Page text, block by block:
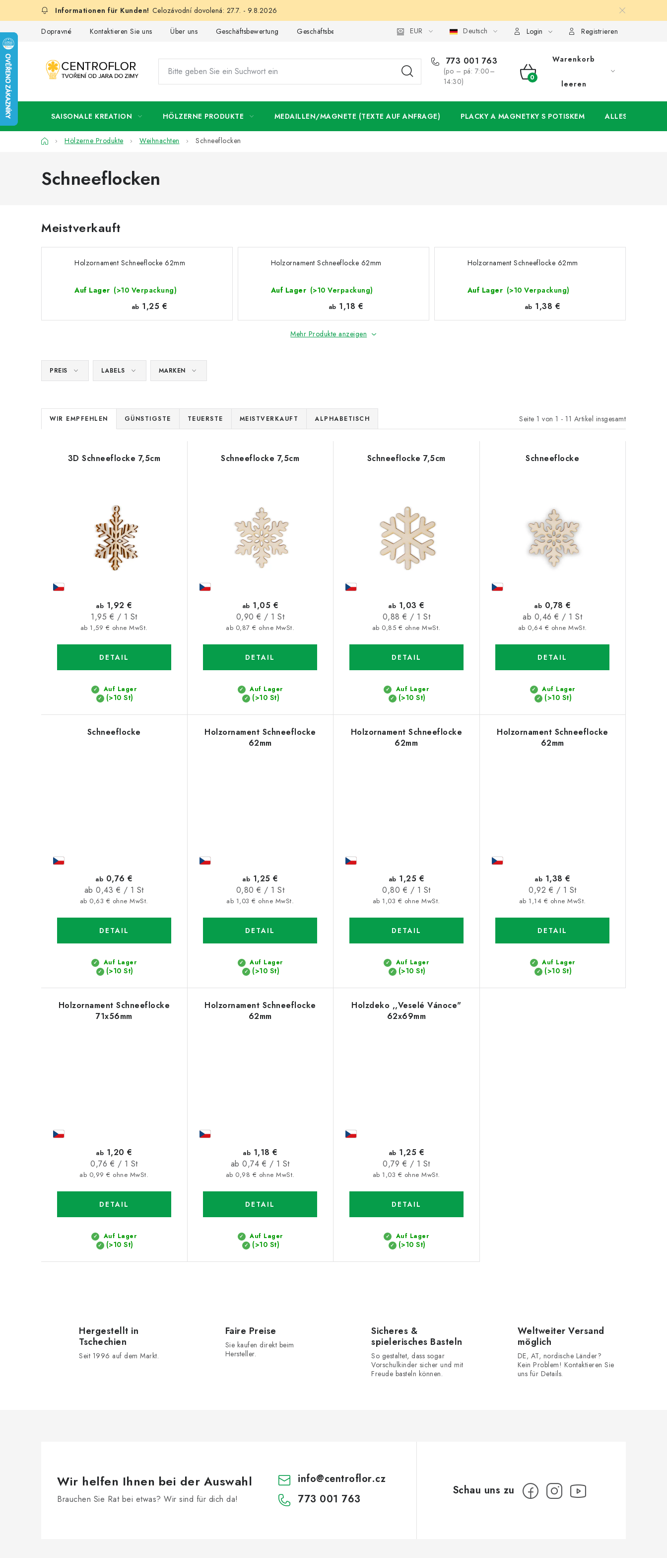
Celozávodní dovolená: 27.7. - 9.8.2026
Dopravné Kontaktieren Sie uns Über uns Geschäftsbewertung Geschäftsbedingungen Datenschutzerklärung Großhandel Meine Bestellung
EUR Deutsch Login Registrieren
773 001 763
(po – pá: 7:00–
14:30)
WARENKORB
Warenkorb
leeren
SAISONALE KREATION HÖLZERNE PRODUKTE MEDAILLEN/MAGNETE (TEXTE AUF ANFRAGE) PLACKY A MAGNETKY S POTISKEM ALLES FÜR DIE
StartseiteHölzerne Produkte Weihnachten Schneeflocken
Schneeflocken
Meistverkauft
Holzornament Schneeflocke 62mm
Auf Lager (>10 Verpackung)
ab 1,25 €
Holzornament Schneeflocke 62mm
Auf Lager (>10 Verpackung)
ab 1,18 €
Holzornament Schneeflocke 62mm
Auf Lager (>10 Verpackung)
ab 1,38 €
Mehr Produkte anzeigen
PREIS LABELS MARKEN
Seite 1 von 1 - 11 Artikel insgesamt
P
r
g
WIR EMPFEHLEN GÜNSTIGSTE TEUERSTE MEISTVERKAUFT ALPHABETISCH
t
3D Schneeflocke 7,5cm
Auf Lager
(>10 St)
ab 1,59 € ohne MwSt.
ab 1,92 €
Verkaufspreis:
1,95 € / 1 St
DETAIL
Schneeflocke 7,5cm
Auf Lager
(>10 St)
ab 0,87 € ohne MwSt.
ab 1,05 €
Verkaufspreis:
0,90 € / 1 St
DETAIL
Schneeflocke 7,5cm
Auf Lager
(>10 St)
ab 0,85 € ohne MwSt.
ab 1,03 €
Verkaufspreis:
0,88 € / 1 St
DETAIL
Schneeflocke
Auf Lager
(>10 St)
ab 0,64 € ohne MwSt.
ab 0,78 €
Verkaufspreis:
ab 0,46 € / 1 St
DETAIL
Schneeflocke
Auf Lager
(>10 St)
ab 0,63 € ohne MwSt.
ab 0,76 €
Verkaufspreis:
ab 0,43 € / 1 St
DETAIL
Holzornament Schneeflocke
62mm
Auf Lager
(>10 St)
ab 1,03 € ohne MwSt.
ab 1,25 €
Verkaufspreis:
0,80 € / 1 St
DETAIL
Holzornament Schneeflocke
62mm
Auf Lager
(>10 St)
ab 1,03 € ohne MwSt.
ab 1,25 €
Verkaufspreis:
0,80 € / 1 St
DETAIL
Holzornament Schneeflocke
62mm
Auf Lager
(>10 St)
ab 1,14 € ohne MwSt.
ab 1,38 €
Verkaufspreis:
0,92 € / 1 St
DETAIL
Holzornament Schneeflocke
71x56mm
Auf Lager
(>10 St)
ab 0,99 € ohne MwSt.
ab 1,20 €
Verkaufspreis:
0,76 € / 1 St
DETAIL
Holzornament Schneeflocke
62mm
Auf Lager
(>10 St)
ab 0,98 € ohne MwSt.
ab 1,18 €
Verkaufspreis:
ab 0,74 € / 1 St
DETAIL
Holzdeko ,,Veselé Vánoce"
62x69mm
Auf Lager
(>10 St)
ab 1,03 € ohne MwSt.
ab 1,25 €
Verkaufspreis:
0,79 € / 1 St
DETAIL
Hergestellt in
Tschechien
Seit 1996 auf dem Markt.
Faire Preise
Sie kaufen direkt beim
Hersteller.
Sicheres &
spielerisches Basteln
So gestaltet, dass sogar
Vorschulkinder sicher und mit
Freude basteln können.
Weltweiter Versand
möglich
DE, AT, nordische Länder?
Kein Problem! Kontaktieren Sie
uns für Details.
Wir helfen Ihnen bei der Auswahl
Brauchen Sie Rat bei etwas? Wir sind für dich da!
info@centroflor.cz
773 001 763